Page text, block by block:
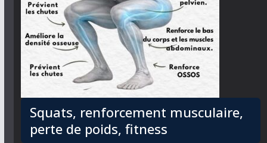
Squats, renforcement musculaire,
perte de poids, fitness